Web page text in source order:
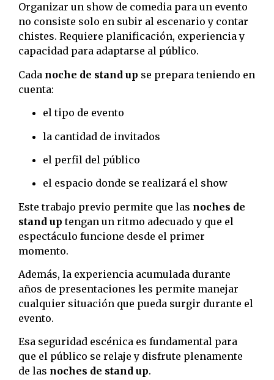
Organizar un show de comedia para un evento
no consiste solo en subir al escenario y contar
chistes. Requiere planificación, experiencia y
capacidad para adaptarse al público.
Cada noche de stand up se prepara teniendo en
cuenta:
el tipo de evento
la cantidad de invitados
el perfil del público
el espacio donde se realizará el show
Este trabajo previo permite que las noches de
stand up tengan un ritmo adecuado y que el
espectáculo funcione desde el primer
momento.
Además, la experiencia acumulada durante
años de presentaciones les permite manejar
cualquier situación que pueda surgir durante el
evento.
Esa seguridad escénica es fundamental para
que el público se relaje y disfrute plenamente
de las noches de stand up.